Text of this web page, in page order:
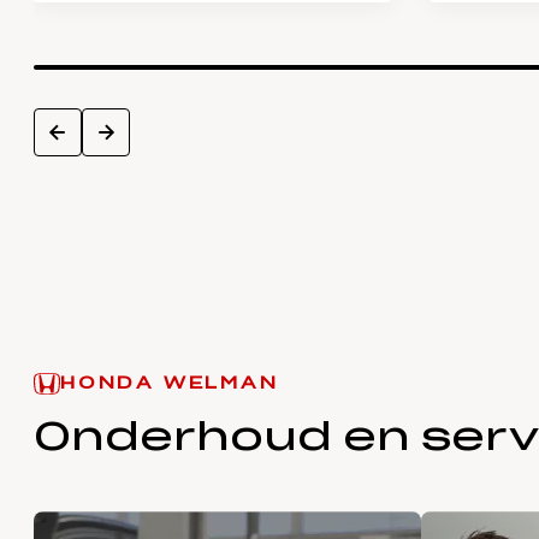
prev next
HONDA WELMAN
Onderhoud en